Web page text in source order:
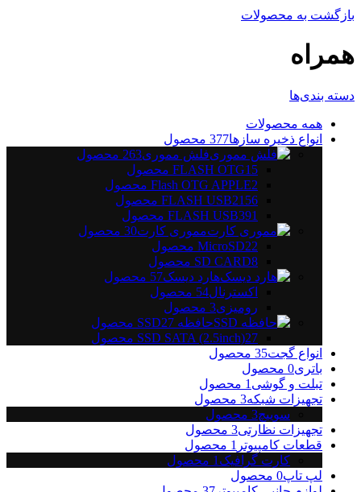
بازگشت به محصولات
همراه
دسته بندی‌ها
همه محصولات
انواع ذخیره سازها377 محصول
فلش مموری263 محصول
FLASH OTG15
محصول
Flash OTG APPLE2
محصول
FLASH USB2156
محصول
FLASH USB391
محصول
مموری کارت30 محصول
MicroSD22
محصول
SD CARD8
محصول
هارد دیسک57 محصول
اکسترنال54 محصول
رومیزی3 محصول
حافظه SSD 27
محصول
SSD SATA (2.5inch)27
محصول
انواع گجت35 محصول
باتری0 محصول
تبلت و گوشی 1 محصول
تجهیزات شبکه3 محصول
سوییچ3 محصول
تجهیزات نظارتی3 محصول
قطعات کامپیوتر 1 محصول
کارت گرافیک 1 محصول
لپ تاپ0 محصول